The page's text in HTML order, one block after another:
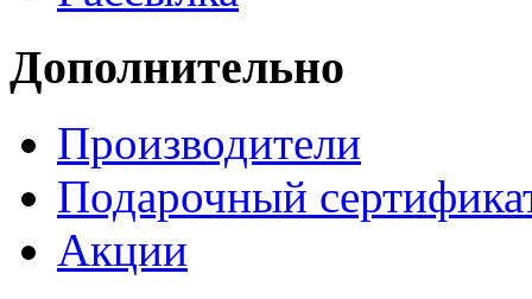
Дополнительно
Производители
Подарочный
Акции